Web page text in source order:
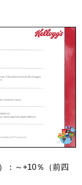
：～+10％（前四